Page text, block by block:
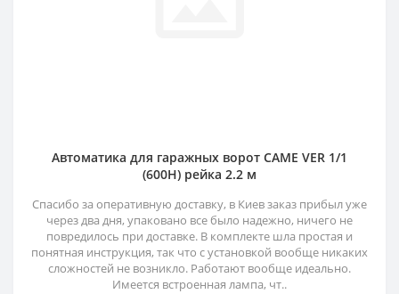
Автоматика для гаражных ворот CAME VER 1/1
(600H) рейка 2.2 м
Спасибо за оперативную доставку, в Киев заказ прибыл уже
через два дня, упаковано все было надежно, ничего не
повредилось при доставке. В комплекте шла простая и
понятная инструкция, так что с установкой вообще никаких
сложностей не возникло. Работают вообще идеально.
Имеется встроенная лампа, чт..